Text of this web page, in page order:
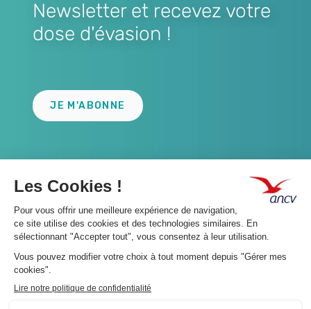
Newsletter et recevez votre
dose d'évasion !
JE M'ABONNE
A propos 👇